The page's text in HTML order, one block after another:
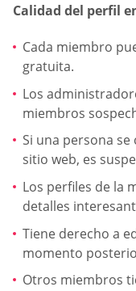
Calidad del perfil
Cada miembro
gratuita.
Los
miembros
Si una persona
sitio web, es
Los perfiles de la
detalles
Tiene derecho a
momento
Otros miembros